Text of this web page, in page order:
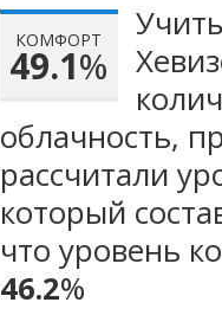
КОМФОРТ
49.1%
облачность,
рассчитали
который
что уровень
46.2%